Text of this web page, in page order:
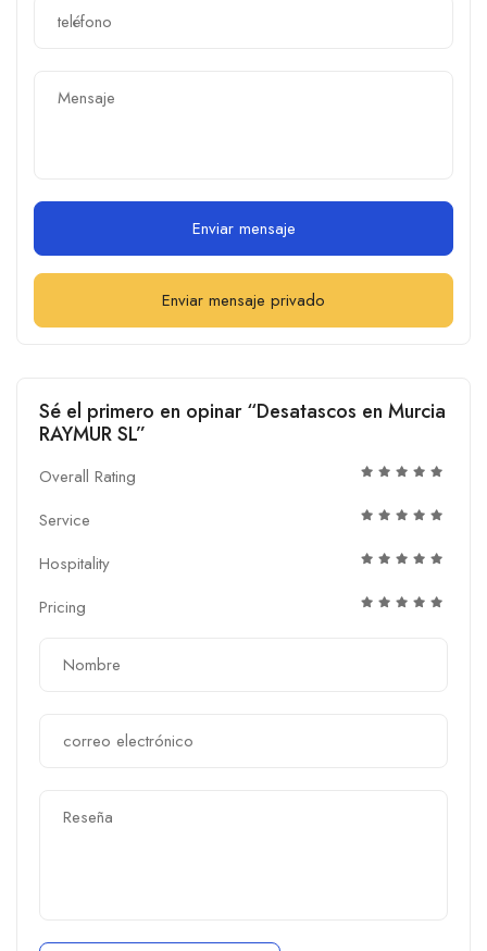
Enviar mensaje
Enviar mensaje privado
Sé el primero en opinar “Desatascos en Murcia
RAYMUR SL”
Overall Rating
Service
Hospitality
Pricing